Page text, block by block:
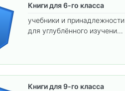
Книги для 6-го класса
учебники и принадлежности
для углублённого изучения
Книги для 9-го класса